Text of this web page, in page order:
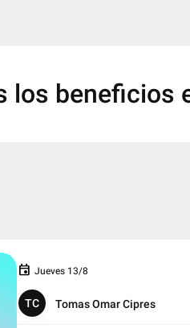
los beneficios
event Jueves 13/8
TC Tomas Omar Cipres